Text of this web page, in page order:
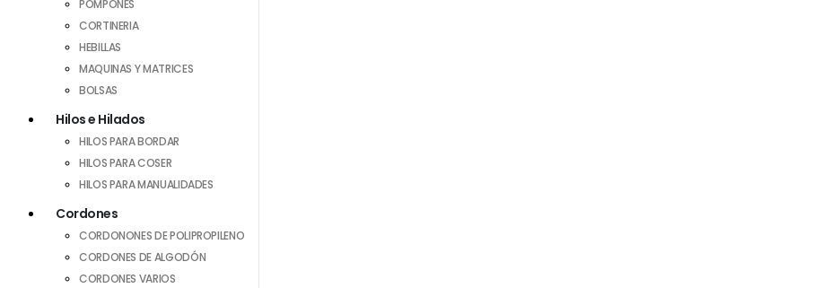
POMPONES
CORTINERIA
HEBILLAS
MAQUINAS Y MATRICES
BOLSAS
Hilos e Hilados
HILOS PARA BORDAR
HILOS PARA COSER
HILOS PARA MANUALIDADES
Cordones
CORDONONES DE POLIPROPILENO
CORDONES DE ALGODÓN
CORDONES VARIOS